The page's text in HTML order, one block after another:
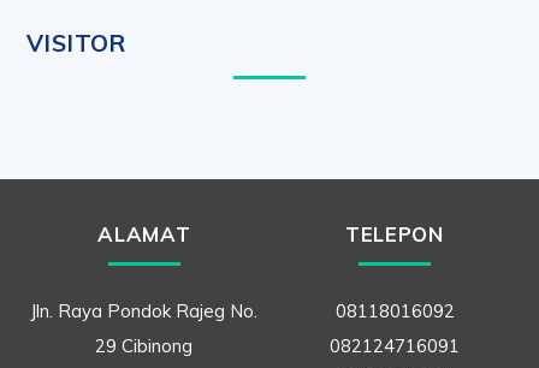
VISITOR
ALAMAT
Jln. Raya Pondok Rajeg No.
29 Cibinong
TELEPON
08118016092
082124716091